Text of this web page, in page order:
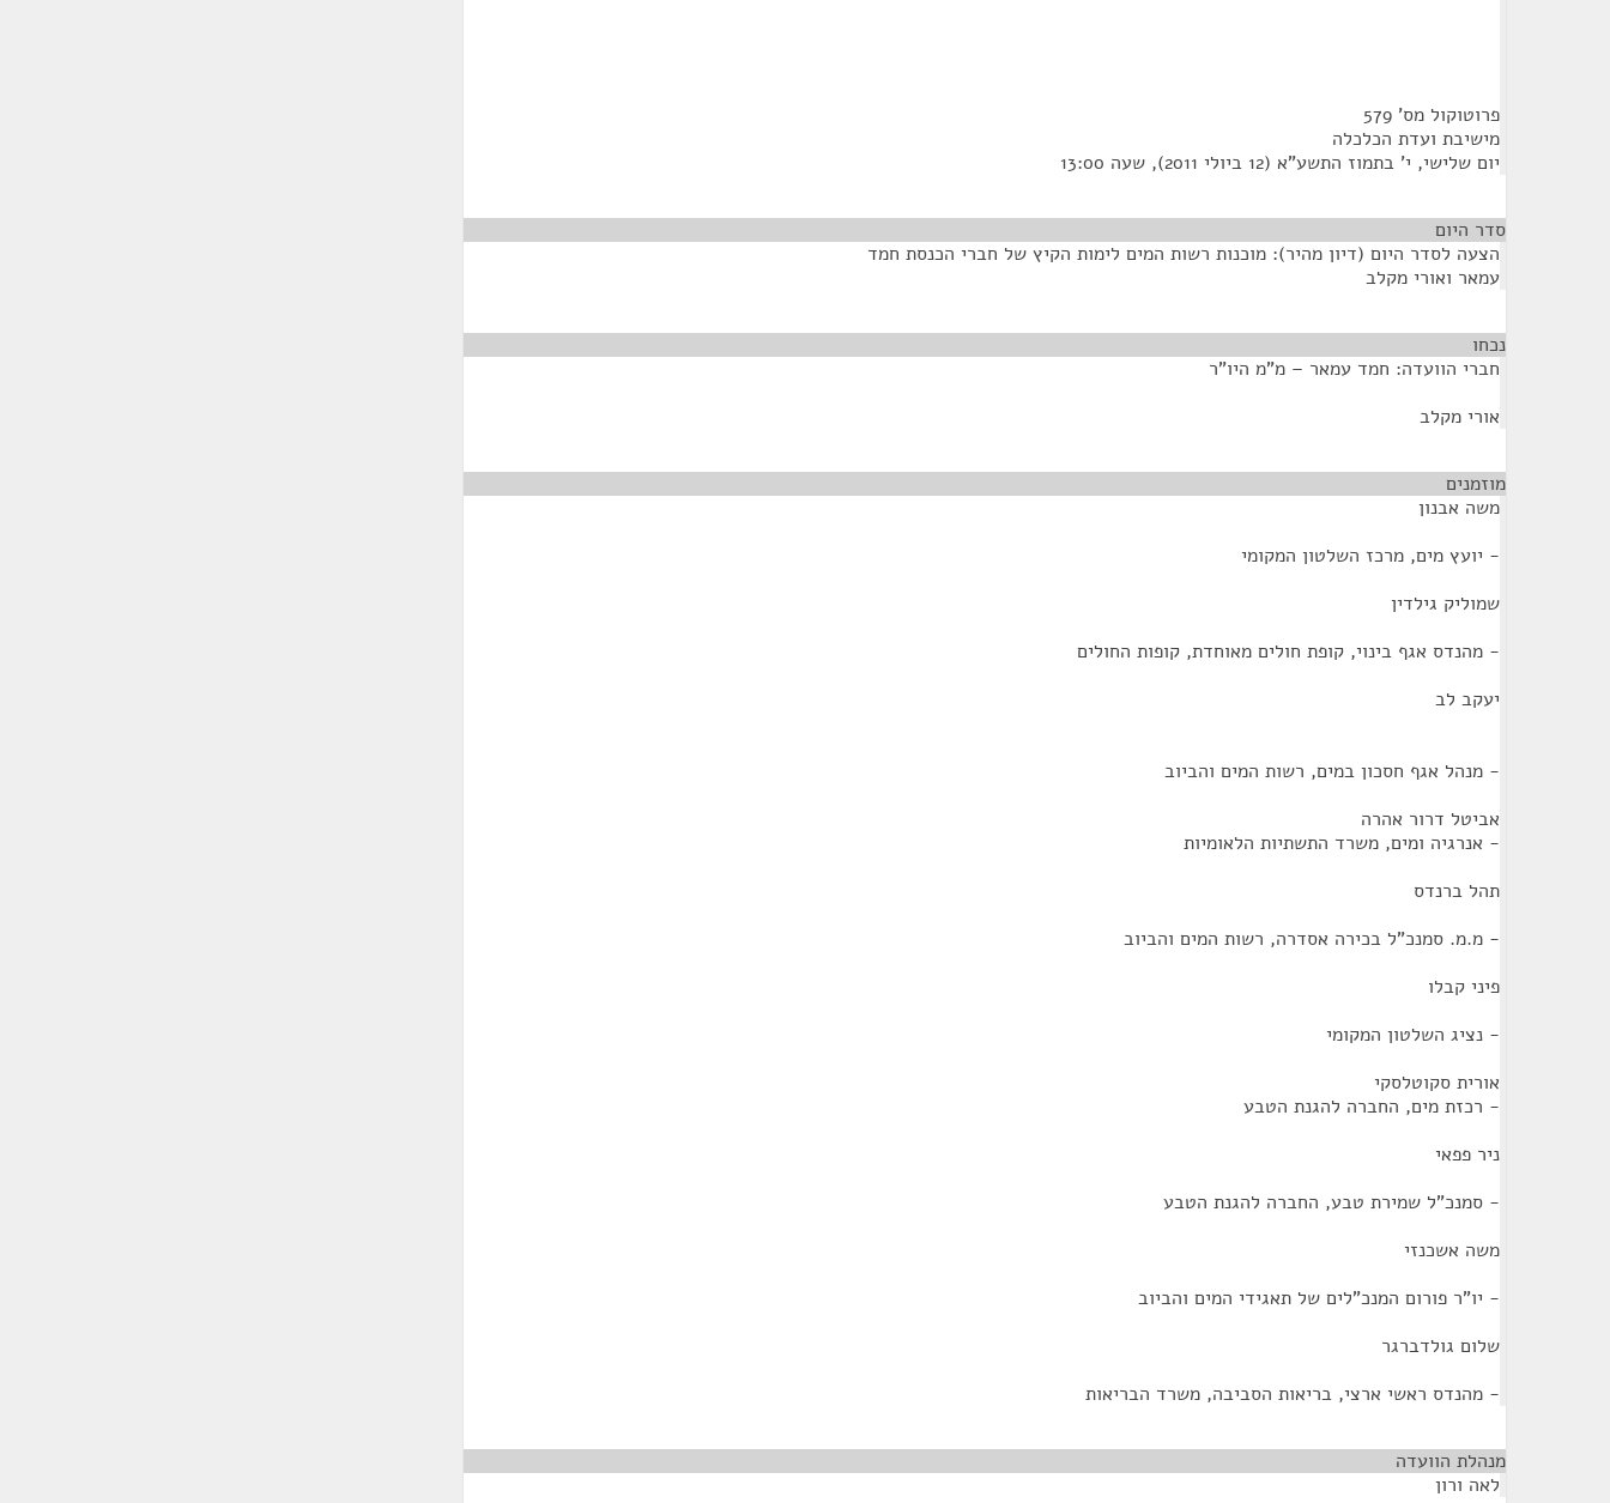
פרוטוקול מס' 579
מישיבת ועדת הכלכלה
יום שלישי, י' בתמוז התשע"א (12 ביולי 2011), שעה 13:00
סדר היום
הצעה לסדר היום (דיון מהיר): מוכנות רשות המים לימות הקיץ של חברי הכנסת חמד
עמאר ואורי מקלב
נכחו
חברי הוועדה: חמד עמאר – מ"מ היו"ר
אורי מקלב
מוזמנים
משה אבנון
- יועץ מים, מרכז השלטון המקומי
שמוליק גילדין
- מהנדס אגף בינוי, קופת חולים מאוחדת, קופות החולים
יעקב לב
- מנהל אגף חסכון במים, רשות המים והביוב
אביטל דרור אהרה
- אנרגיה ומים, משרד התשתיות הלאומיות
תהל ברנדס
- מ.מ. סמנכ"ל בכירה אסדרה, רשות המים והביוב
פיני קבלו
- נציג השלטון המקומי
אורית סקוטלסקי
- רכזת מים, החברה להגנת הטבע
ניר פפאי
- סמנכ"ל שמירת טבע, החברה להגנת הטבע
משה אשכנזי
- יו"ר פורום המנכ"לים של תאגידי המים והביוב
שלום גולדברגר
- מהנדס ראשי ארצי, בריאות הסביבה, משרד הבריאות
מנהלת הוועדה
לאה ורון